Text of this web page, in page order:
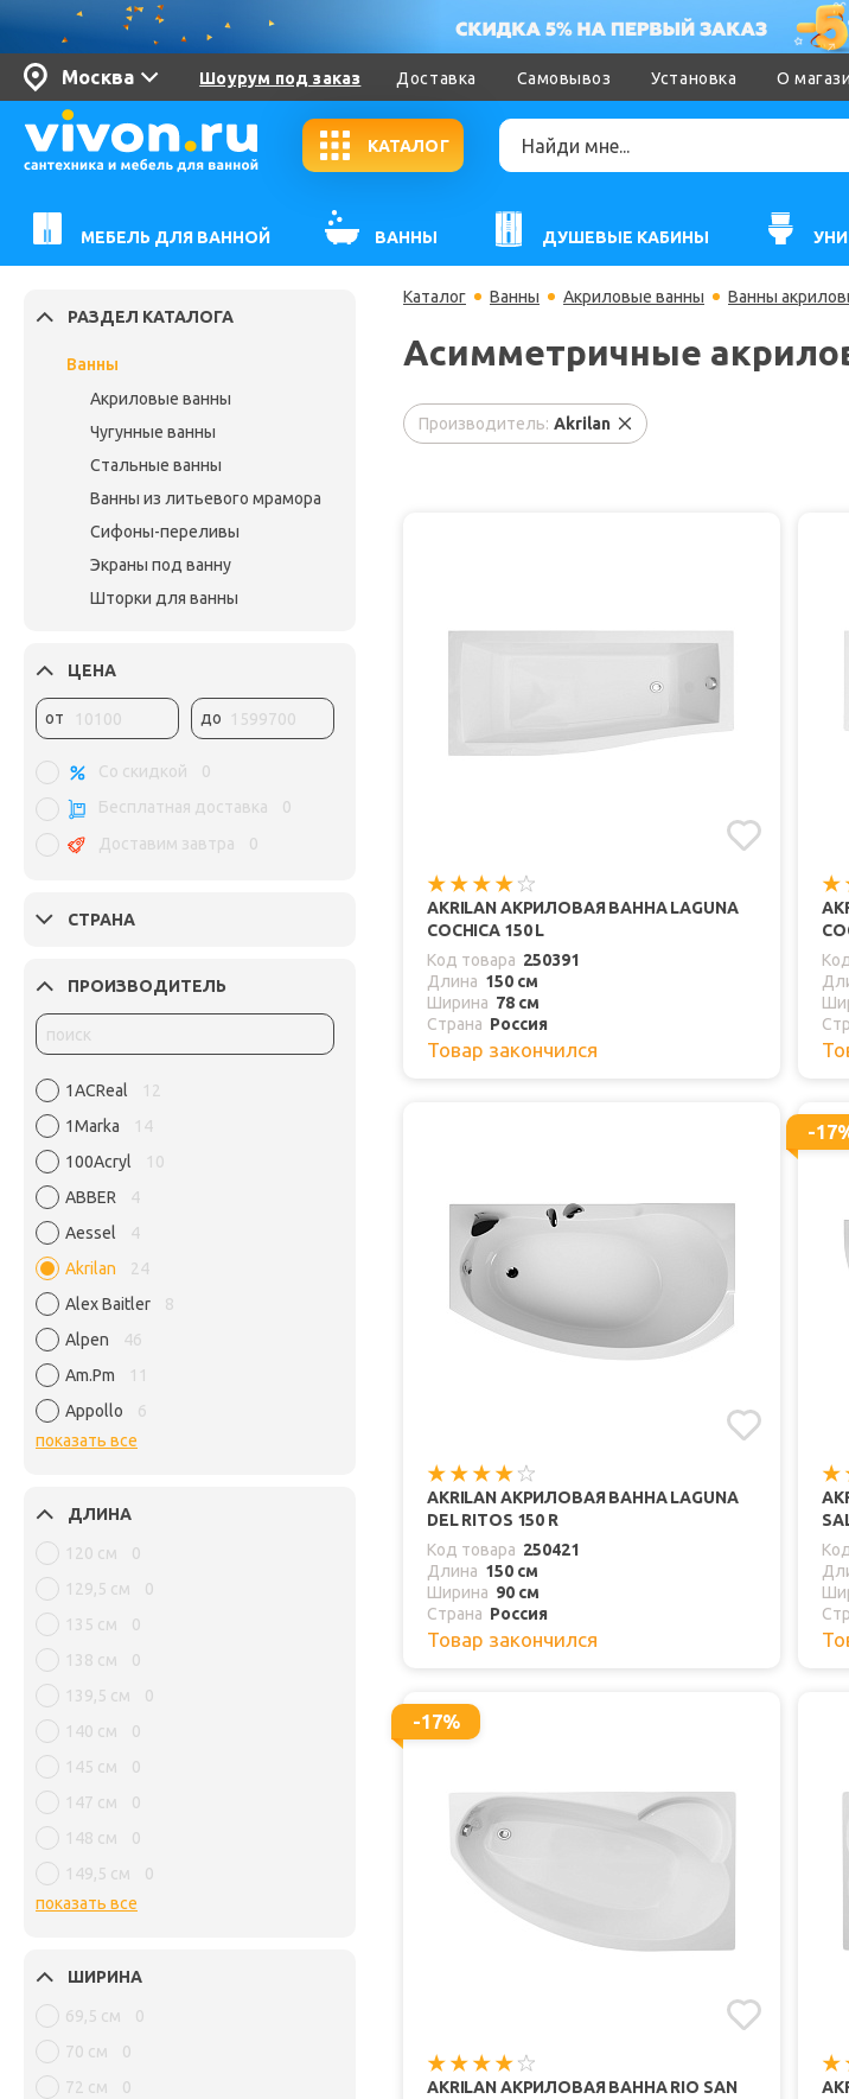
Москва Шоурум под заказ Доставка Самовывоз Установка О
КАТАЛОГ
МЕБЕЛЬ ДЛЯ ВАННОЙ ВАННЫ ДУШЕВЫЕ КАБИНЫ
РАЗДЕЛ КАТАЛОГА
Ванны
Акриловые ванны
Чугунные ванны
Стальные ванны
Ванны из литьевого мрамора
Сифоны-переливы
Экраны под ванну
Шторки для ванны
ЦЕНА
от до
Со скидкой
0
Бесплатная доставка
0
Доставим завтра
0
СТРАНА
ПРОИЗВОДИТЕЛЬ
1ACReal
12
1Marka
14
100Acryl
10
ABBER
4
Aessel
4
Akrilan
24
Alex Baitler
8
Alpen
46
Am.Pm
11
Appollo
6
показать все
ДЛИНА
120 см
0
129,5 см
0
135 см
0
138 см
0
139,5 см
0
140 см
0
145 см
0
147 см
0
148 см
0
149,5 см
0
показать все
ШИРИНА
69,5 см
0
70 см
0
72 см
0
Каталог Ванны Акриловые ванны Ванны
Асимметричные
Производитель: Akrilan
AKRILAN АКРИЛОВАЯ ВАННА LAGUNA
COCHICA 150 L
Код товара 250391
Длина 150 см
Ширина 78 см
Страна Россия
Товар закончился
AKRILAN АКРИЛОВАЯ ВАННА LAGUNA
DEL RITOS 150 R
Код товара 250421
Длина 150 см
Ширина 90 см
Страна Россия
Товар закончился
-
-17%
AKRILAN АКРИЛОВАЯ ВАННА RIO SAN